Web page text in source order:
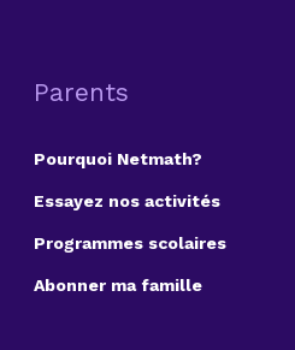
Parents
Pourquoi Netmath?
Essayez nos activités
Programmes scolaires
Abonner ma famille